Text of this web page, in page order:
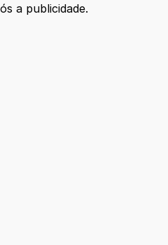
a publicidade.